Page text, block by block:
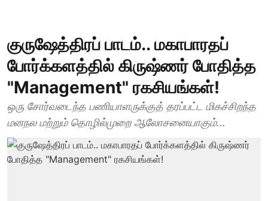
குருஷேத்திரப் பாடம்.. மகாபாரதப்
போர்க்களத்தில் கிருஷ்ணர் போதித்த
"Management" ரகசியங்கள்!
ஒரு சோர்வடைந்த பணியாளருக்குத் தரப்பட்ட மிகச்சிறந்த
மனநல மற்றும் தொழில்முறை ஆலோசனையாகும்...